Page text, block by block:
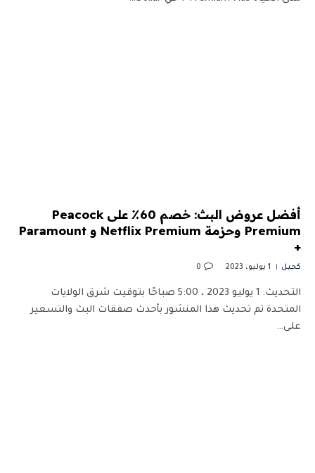
أفضل عروض البث: خصم 60٪ على Peacock
Premium وحزمة Netflix Premium و Paramount
+
كحيل 1 يوليو، 2023 0
التحديث: 1 يوليو 2023 ، 5:00 صباحًا بتوقيت شرق الولايات
المتحدة تم تحديث هذا المنشور بأحدث صفقات البث والتسعير
على…